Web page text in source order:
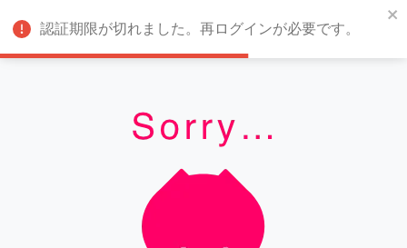
認証期限が切れました。再ログインが必要です。